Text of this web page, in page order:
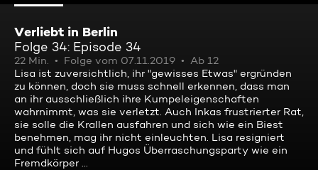
Verliebt in Berlin
Folge 34: Episode 34
22 Min. Folge vom 07.11.2019
Ab 12
Lisa ist zuversichtlich, ihr "gewisses Etwas" ergründen
zu können, doch sie muss schnell erkennen, dass man
an ihr ausschließlich ihre Kumpeleigenschaften
wahrnimmt, was sie verletzt. Auch Inkas frustrierter Rat,
sie solle die Krallen ausfahren und sich wie ein Biest
benehmen, mag ihr nicht einleuchten. Lisa resigniert
und fühlt sich auf Hugos Überraschungsparty wie ein
Fremdkörper ...